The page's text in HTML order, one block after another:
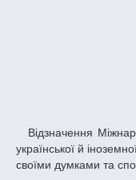
Відзначення Міжнародного дня грамотності стало вже традиційним і для нашого університету. Особливим цей день є й на факультеті
української й
своїми думками та